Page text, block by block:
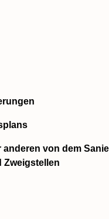
von dem
Zweigstellen